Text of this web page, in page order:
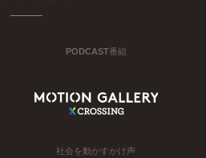
PODCAST番組
社会を動かすかけ声